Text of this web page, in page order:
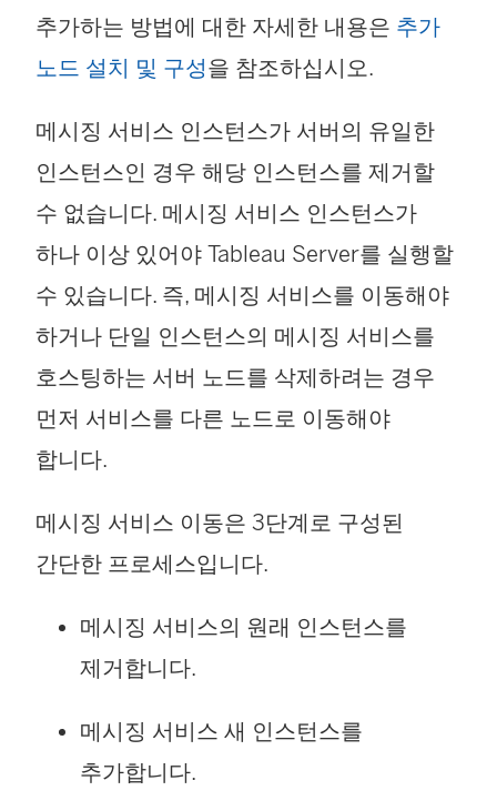
추가하는 방법에 대한 자세한 내용은 추가
노드 설치 및 구성을 참조하십시오.
메시징 서비스 인스턴스가 서버의 유일한
인스턴스인 경우 해당 인스턴스를 제거할
수 없습니다. 메시징 서비스 인스턴스가
하나 이상 있어야 Tableau Server를 실행할
수 있습니다. 즉, 메시징 서비스를 이동해야
하거나 단일 인스턴스의 메시징 서비스를
호스팅하는 서버 노드를 삭제하려는 경우
먼저 서비스를 다른 노드로 이동해야
합니다.
메시징 서비스 이동은 3단계로 구성된
간단한 프로세스입니다.
메시징 서비스의 원래 인스턴스를
제거합니다.
메시징 서비스 새 인스턴스를
추가합니다.